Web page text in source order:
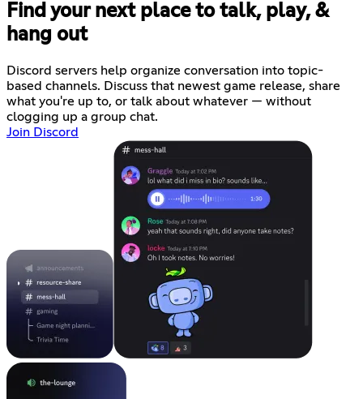
Find your next place to talk, play, &
hang out
Discord servers help organize conversation into topic-
based channels. Discuss that newest game release, share
what you're up to, or talk about whatever — without
clogging up a group chat.
Join Discord